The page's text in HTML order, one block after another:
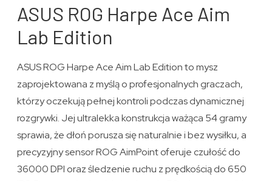
ASUS ROG Harpe Ace Aim
Lab Edition
ASUS ROG Harpe Ace Aim Lab Edition to mysz
zaprojektowana z myślą o profesjonalnych graczach,
którzy oczekują pełnej kontroli podczas dynamicznej
rozgrywki. Jej ultralekka konstrukcja ważąca 54 gramy
sprawia, że dłoń porusza się naturalnie i bez wysiłku, a
precyzyjny sensor ROG AimPoint oferuje czułość do
36000 DPI oraz śledzenie ruchu z prędkością do 650